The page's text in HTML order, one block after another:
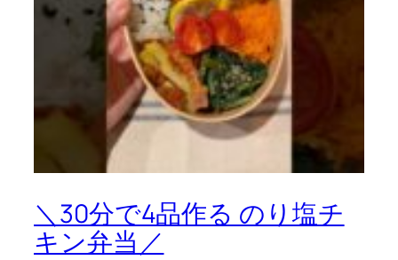
＼30分で4品作る のり塩チ
キン弁当／